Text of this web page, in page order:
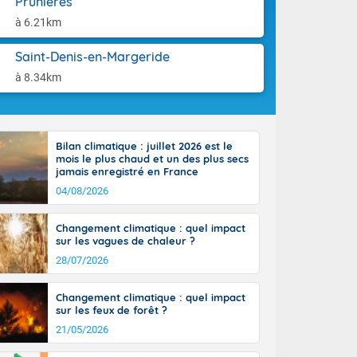
à 6.21km
Saint-Denis-en-Margeride
à 8.34km
l'après-
14
il fait
30 à 35
Bilan climatique : juillet 2026 est le
mois le plus chaud et un des plus secs
jamais enregistré en France
04/08/2026
Changement climatique : quel impact
sur les vagues de chaleur ?
28/07/2026
Changement climatique : quel impact
sur les feux de forêt ?
21/05/2026